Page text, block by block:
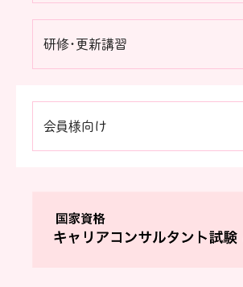
研修・更新講習
会員様向け